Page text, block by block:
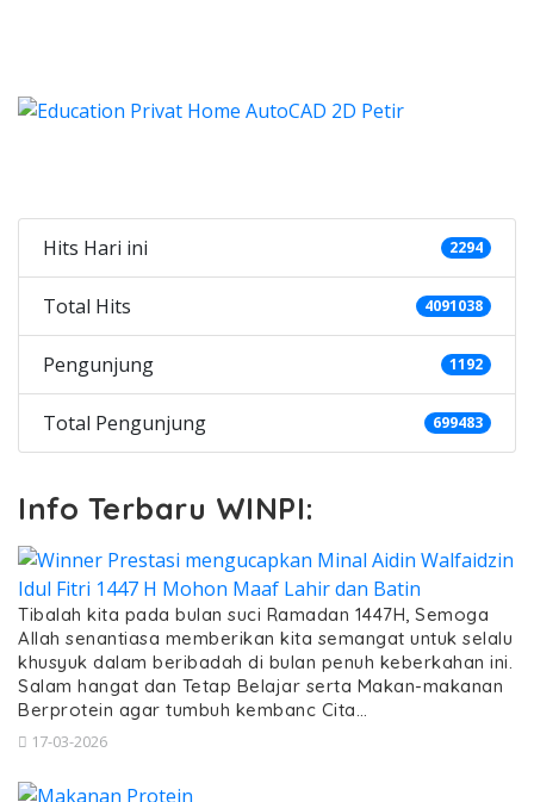
Hits Hari ini 2294
Total Hits 4091038
Pengunjung 1192
Total Pengunjung 699483
Info Terbaru WINPI:
Tibalah kita pada bulan suci Ramadan 1447H, Semoga
Allah senantiasa memberikan kita semangat untuk selalu
khusyuk dalam beribadah di bulan penuh keberkahan ini.
Salam hangat dan Tetap Belajar serta Makan-makanan
Berprotein agar tumbuh kembanc Cita…
17-03-2026